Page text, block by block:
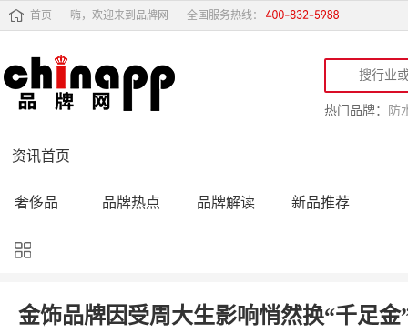
首页 嗨，欢迎来到品牌网 全国服务热线：
热门品牌： 防
资讯首页
奢侈品 品牌热点 品牌解读 新品推荐
品牌黑榜
金饰品牌因受周大生影响悄然换“千足金